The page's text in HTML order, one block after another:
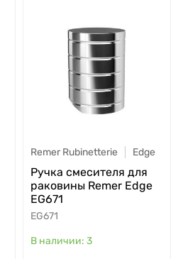
Remer Rubinetterie Edge
Ручка смесителя для
раковины Remer Edge
EG671
EG671
3